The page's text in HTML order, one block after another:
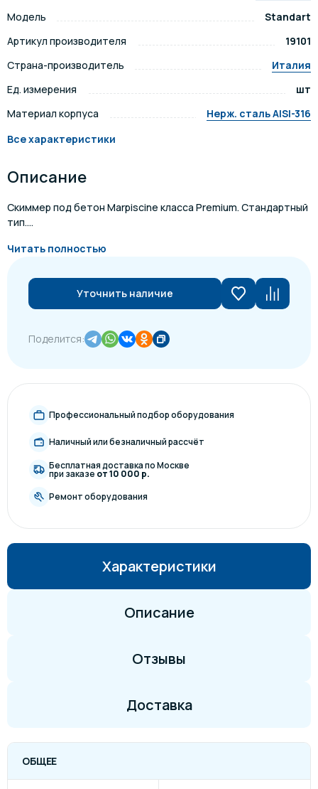
Модель
Standart
Артикул производителя
19101
Страна-производитель
Италия
Ед. измерения
шт
Материал корпуса
Нерж. сталь AISI-316
Все характеристики
Описание
Скиммер под бетон Marpiscine класса Premium. Стандартный
тип....
Читать полностью
Уточнить наличие
Поделится:
Профессиональный подбор оборудования
Наличный или безналичный рассчёт
Бесплатная доставка по Москве
при заказе от 10 000 р.
Ремонт оборудования
Характеристики
Описание
Отзывы
Доставка
ОБЩЕЕ